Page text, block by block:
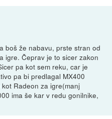
boš že nabavu, prste stran od
igre. Čeprav je to sicer zakon
pa kot sem reku, car je
pa bi predlagal MX400
Radeon za igre(manj
ima še kar v redu gonilnike,